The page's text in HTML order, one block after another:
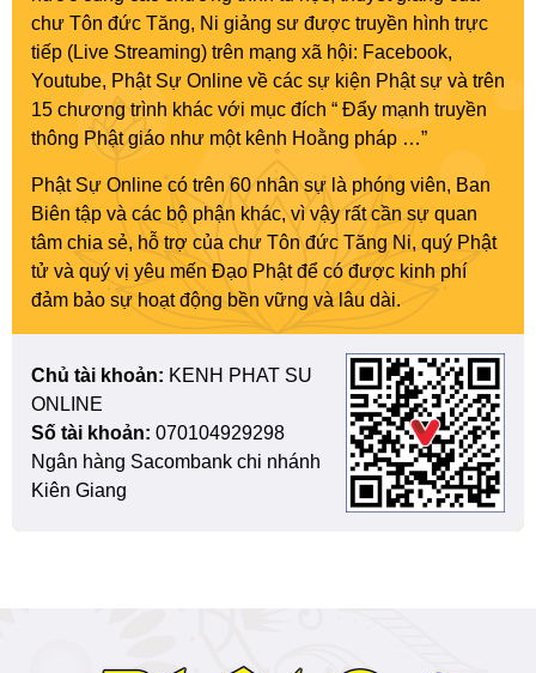
chư Tôn đức Tăng, Ni giảng sư được truyền hình trực
tiếp (Live Streaming) trên mạng xã hội: Facebook,
Youtube, Phật Sự Online về các sự kiện Phật sự và trên
15 chương trình khác với mục đích “ Đẩy mạnh truyền
thông Phật giáo như một kênh Hoằng pháp …”
Phật Sự Online có trên 60 nhân sự là phóng viên, Ban
Biên tập và các bộ phận khác, vì vậy rất cần sự quan
tâm chia sẻ, hỗ trợ của chư Tôn đức Tăng Ni, quý Phật
tử và quý vị yêu mến Đạo Phật để có được kinh phí
đảm bảo sự hoạt động bền vững và lâu dài.
Chủ tài khoản: KENH PHAT SU
ONLINE
Số tài khoản: 070104929298
Ngân hàng Sacombank chi nhánh
Kiên Giang